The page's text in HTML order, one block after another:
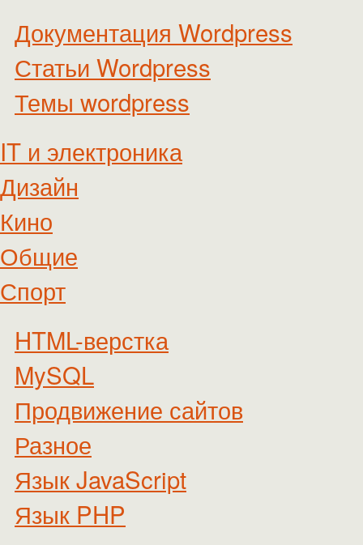
Документация Wordpress
Статьи Wordpress
Темы wordpress
IT и электроника
Дизайн
Кино
Общие
Спорт
HTML-верстка
MySQL
Продвижение сайтов
Разное
Язык JavaScript
Язык PHP